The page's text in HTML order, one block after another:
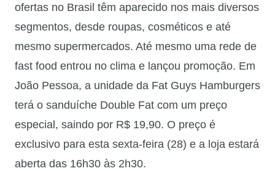
ofertas no Brasil têm aparecido nos mais diversos
segmentos, desde roupas, cosméticos e até
mesmo supermercados. Até mesmo uma rede de
fast food entrou no clima e lançou promoção. Em
João Pessoa, a unidade da Fat Guys Hamburgers
terá o sanduíche Double Fat com um preço
especial, saindo por R$ 19,90. O preço é
exclusivo para esta sexta-feira (28) e a loja estará
aberta das 16h30 às 2h30.